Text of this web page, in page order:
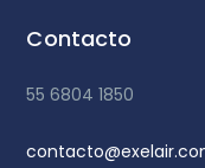
Contacto
55 6804 1850